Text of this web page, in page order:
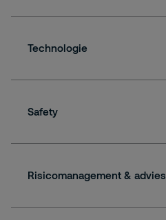
Technologie
Safety
Risicomanagement & advies